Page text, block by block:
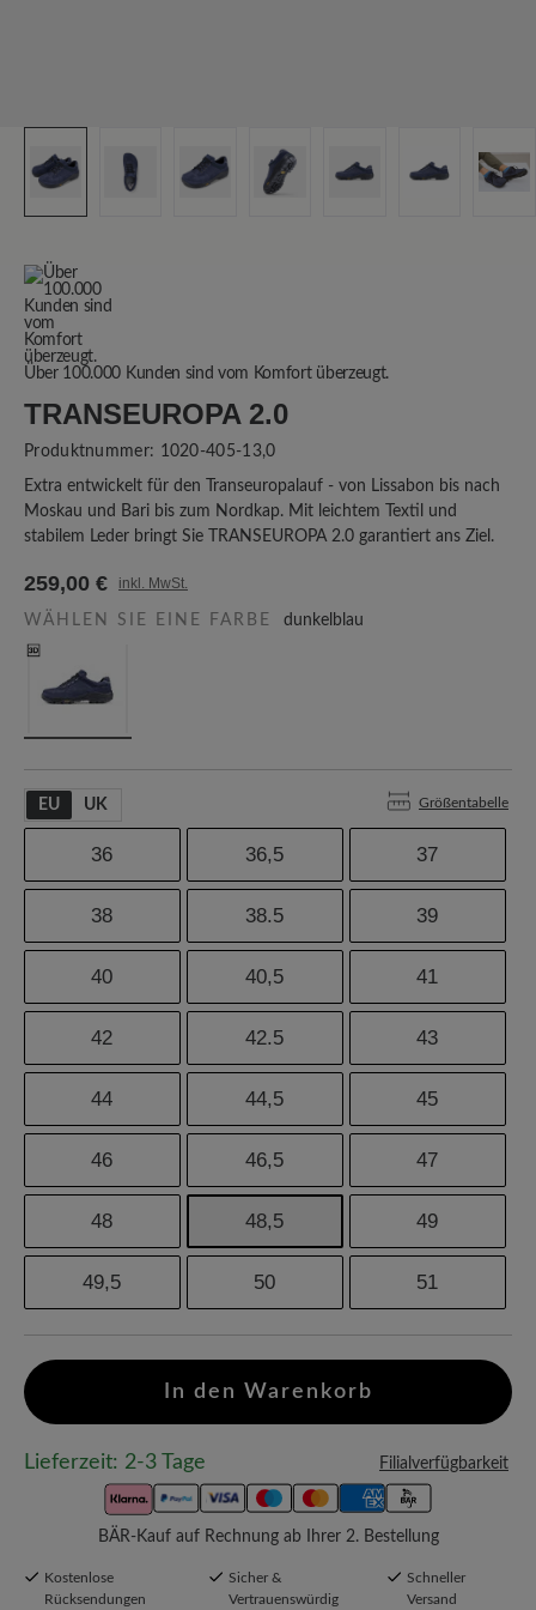
Über 100.000 Kunden sind vom Komfort überzeugt.
TRANSEUROPA 2.0
Produktnummer: 1020-405-13,0
Extra entwickelt für den Transeuropalauf - von Lissabon bis nach
Moskau und Bari bis zum Nordkap. Mit leichtem Textil und
stabilem Leder bringt Sie TRANSEUROPA 2.0 garantiert ans Ziel.
259,00 € inkl. MwSt.
WÄHLEN SIE EINE FARBE dunkelblau
EU UK Größentabelle
36 36,5 37
38 38.5 39
40 40,5 41
42 42.5 43
44 44,5 45
46 46,5 47
48 48,5 49
49,5 50 51
In den Warenkorb
Lieferzeit: 2-3 Tage Filialverfügbarkeit
BÄR-Kauf auf Rechnung ab Ihrer 2. Bestellung
Kostenlose
Rücksendungen
Sicher &
Vertrauenswürdig
Schneller
Versand